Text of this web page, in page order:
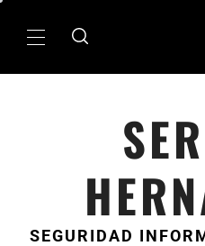
MenÃº
SEGURIDAD